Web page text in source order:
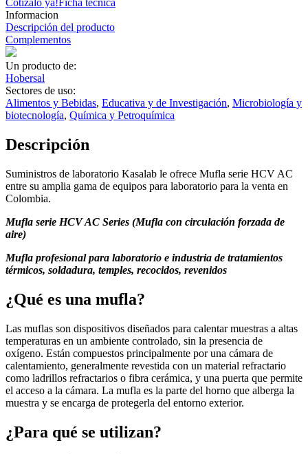
Cotízalo ya! Ficha técnica
Informacion
Descripción del producto
Complementos
Un producto de:
Hobersal
Sectores de uso:
Alimentos y Bebidas, Educativa y de Investigación, Microbiología y
biotecnología, Química y Petroquímica
Descripción
Suministros de laboratorio Kasalab le ofrece Mufla serie HCV AC
entre su amplia gama de equipos para laboratorio para la venta en
Colombia.
Mufla serie HCV AC Series (Mufla con circulación forzada de
aire)
Mufla profesional para laboratorio e industria de tratamientos
térmicos, soldadura, temples, recocidos, revenidos
¿Qué es una mufla?
Las muflas son dispositivos diseñados para calentar muestras a altas
temperaturas en un ambiente controlado, sin la presencia de
oxígeno. Están compuestos principalmente por una cámara de
calentamiento, generalmente revestida con un material refractario
como ladrillos refractarios o fibra cerámica, y una puerta que permite
el acceso a la cámara. La mufla es la parte del horno que alberga la
muestra y se encarga de protegerla del entorno exterior.
¿Para qué se utilizan?